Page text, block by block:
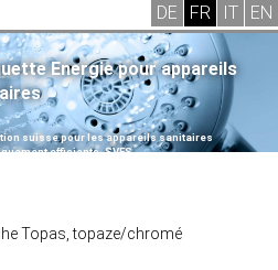
Energie pour appareils
suisse pour les appareils sanitaires
efficients, SVES
Topas, topaze/chromé